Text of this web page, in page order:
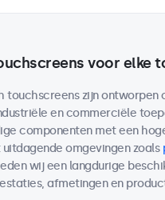
voor elke
touchscreens zijn
en commerciële
componenten met een
uitdagende omgevingen zoals
wij een langdurige
afmetingen en